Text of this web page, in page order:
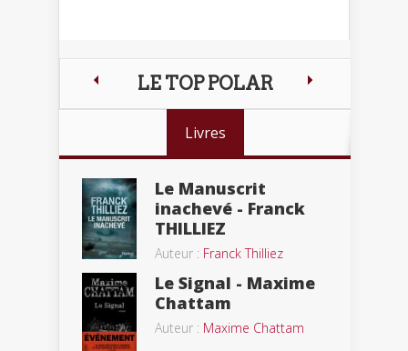
LE TOP POLAR
Livres
Le Manuscrit
inachevé - Franck
THILLIEZ
Auteur : Franck Thilliez
Le Signal - Maxime
Chattam
Auteur : Maxime Chattam